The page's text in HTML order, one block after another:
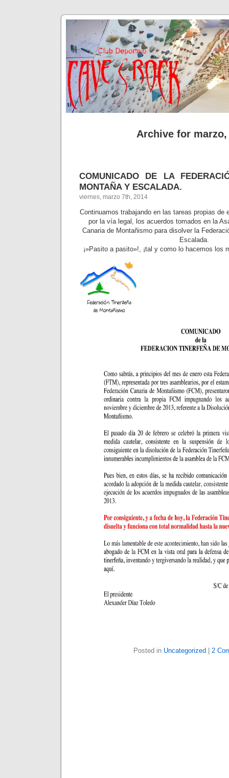
Archive for marzo,
COMUNICADO DE LA
MONTAÑA Y ESCALADA.
viernes, marzo 7th, 2014
Continuamos trabajando en las tareas propias de
por la vía legal, los acuerdos tomados en la
Canaria de Montañismo para disolver la
Escalada.
¡»Pasito a pasito»!, ¡tal y como lo hacemos los
Posted in Uncategorized 2